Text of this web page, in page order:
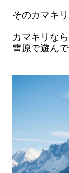
そのカマキ
カマキリなら
雪原で遊んで